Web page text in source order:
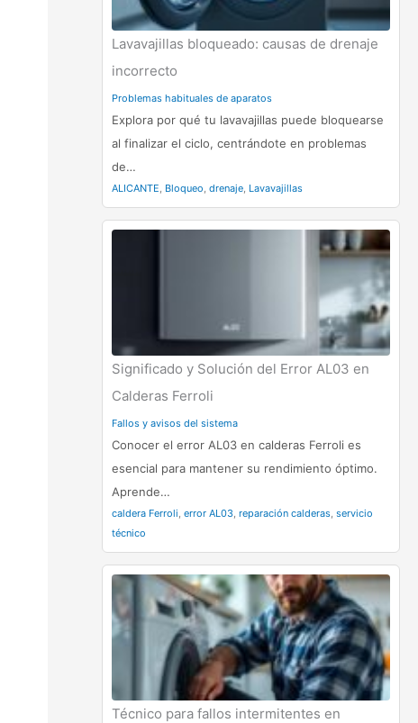
Lavavajillas bloqueado: causas de drenaje
incorrecto
Problemas habituales de aparatos
Explora por qué tu lavavajillas puede bloquearse
al finalizar el ciclo, centrándote en problemas
de…
ALICANTE, Bloqueo, drenaje, Lavavajillas
Significado y Solución del Error AL03 en
Calderas Ferroli
Fallos y avisos del sistema
Conocer el error AL03 en calderas Ferroli es
esencial para mantener su rendimiento óptimo.
Aprende…
caldera Ferroli, error AL03, reparación calderas, servicio
técnico
Técnico para fallos intermitentes en